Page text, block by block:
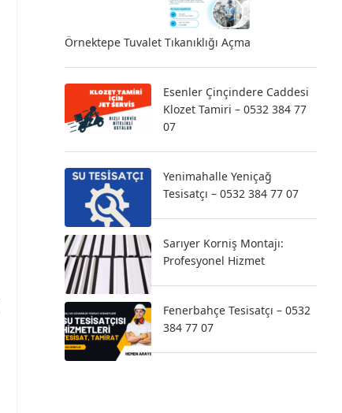
Örnektepe Tuvalet Tıkanıklığı Açma
Esenler Çinçindere Caddesi
Klozet Tamiri – 0532 384 77
07
Yenimahalle Yeniçağ
Tesisatçı – 0532 384 77 07
Sarıyer Korniş Montajı:
Profesyonel Hizmet
Fenerbahçe Tesisatçı – 0532
384 77 07